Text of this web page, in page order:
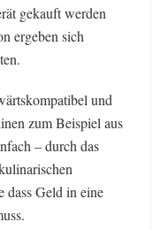
gekauft werden
ergeben sich
und
zum Beispiel aus
– durch das
dass Geld in eine